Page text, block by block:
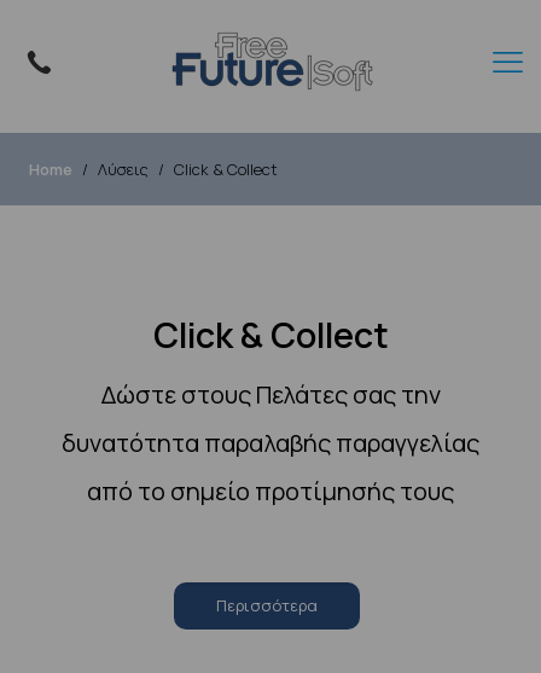
Home Λύσεις Click & Collect
Click & Collect
Δώστε στους Πελάτες σας την
δυνατότητα παραλαβής παραγγελίας
από το σημείο προτίμησής τους
Περισσότερα